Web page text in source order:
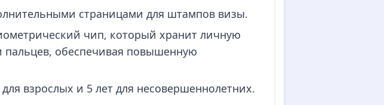
страницами для штампов визы.
чип, который хранит личную
обеспечивая повышенную
взрослых и 5 лет для несовершеннолетних.